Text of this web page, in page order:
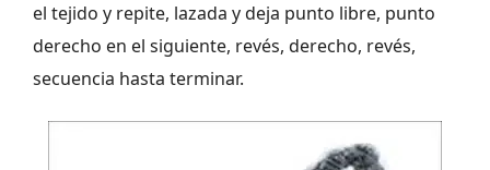
el tejido y repite, lazada y deja punto libre, punto
derecho en el siguiente, revés, derecho, revés,
secuencia hasta terminar.